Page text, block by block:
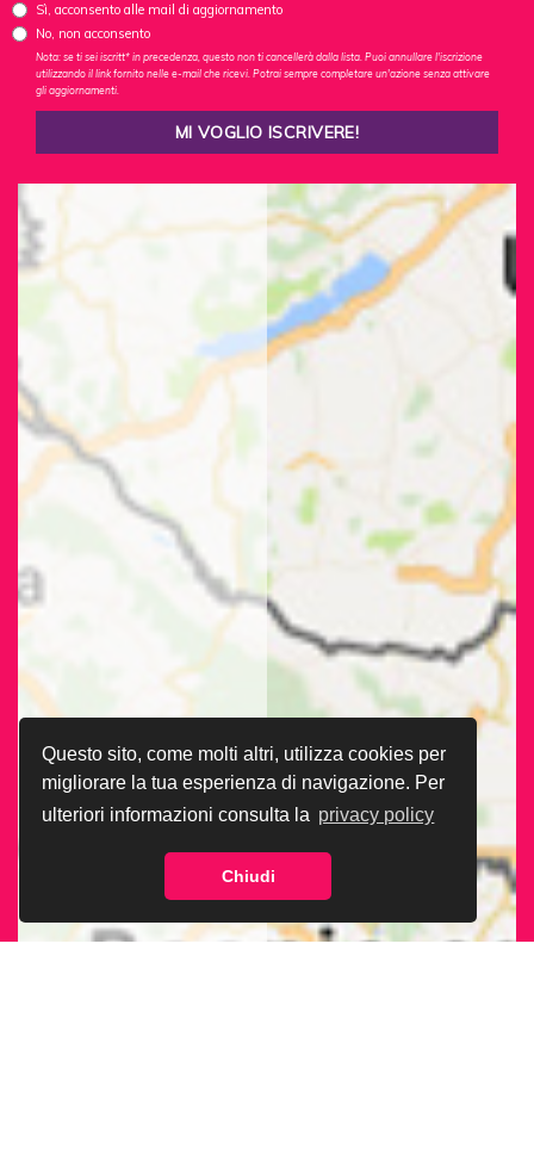
Questo sito, come molti altri, utilizza cookies per
migliorare la tua esperienza di navigazione. Per
ulteriori informazioni consulta la privacy policy
Chiudi
Sì, acconsento alle mail di aggiornamento
No, non acconsento
Nota: se ti sei iscritt* in precedenza, questo non ti cancellerà dalla lista. Puoi annullare l'iscrizione
utilizzando il link fornito nelle e-mail che ricevi. Potrai sempre completare un'azione senza attivare
gli aggiornamenti.